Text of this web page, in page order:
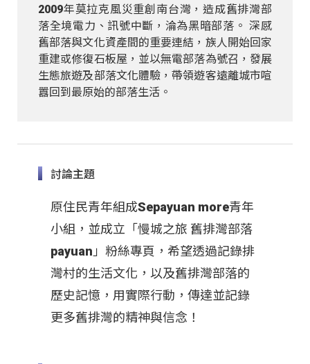
2009年莫拉克風災重創南台灣，造成舊排灣部
落全境電力、訊號中斷，淪為黑暗部落。 深感
舊部落與文化資產間的重要連結，族人開始回家
重建或修復石板屋，並以無電部落為號召，發展
生態旅遊及部落文化體驗，帶領遊客遠離城市喧
囂回到最原始的部落生活。
討論主題
原住民青年組成Sepayuan more青年
小組，並成立「慢城之旅 舊排灣部落
payuan」粉絲專頁，希望透過記錄排
灣村的生活文化，以及舊排灣部落的
歷史記憶，用實際行動，傳達並記錄
更多舊排灣的精神與信念！